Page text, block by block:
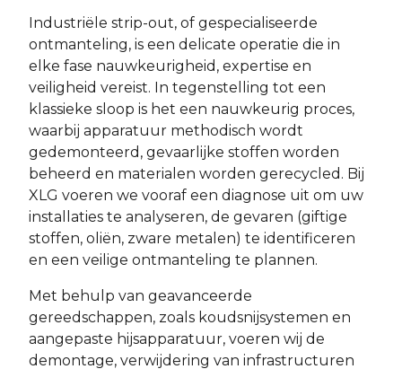
Industriële strip-out, of gespecialiseerde
ontmanteling, is een delicate operatie die in
elke fase nauwkeurigheid, expertise en
veiligheid vereist. In tegenstelling tot een
klassieke sloop is het een nauwkeurig proces,
waarbij apparatuur methodisch wordt
gedemonteerd, gevaarlijke stoffen worden
beheerd en materialen worden gerecycled. Bij
XLG voeren we vooraf een diagnose uit om uw
installaties te analyseren, de gevaren (giftige
stoffen, oliën, zware metalen) te identificeren
en een veilige ontmanteling te plannen.
Met behulp van geavanceerde
gereedschappen, zoals koudsnijsystemen en
aangepaste hijsapparatuur, voeren wij de
demontage, verwijdering van infrastructuren